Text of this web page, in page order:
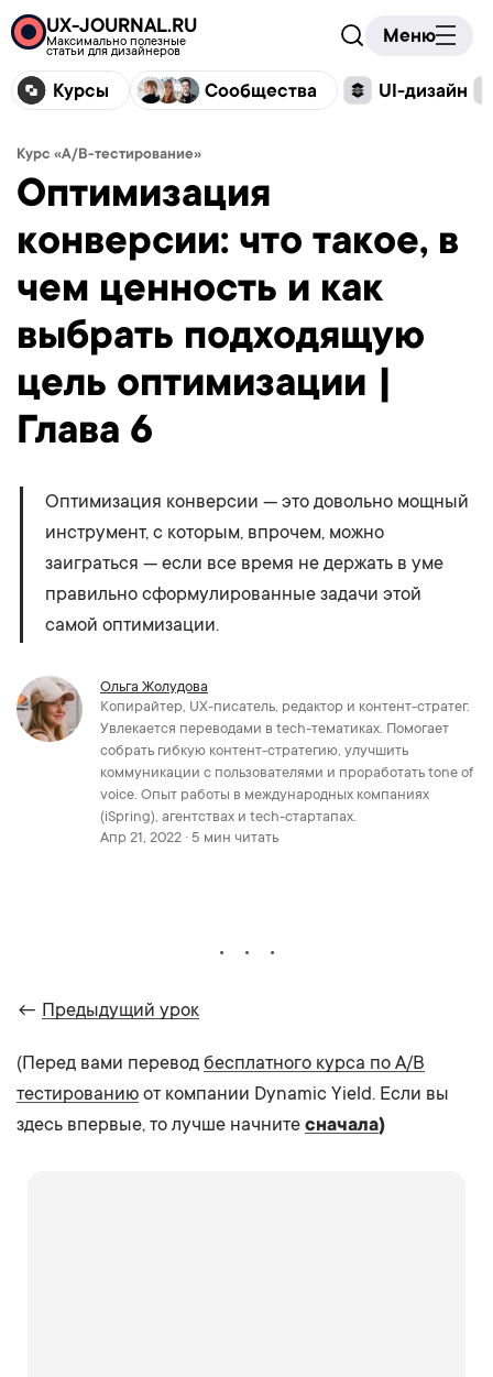
UX-JOURNAL.RU
Максимально полезные
статьи для дизайнеров
Меню
Курсы Сообщества UI-дизайн
Курс «A/B-тестирование»
Оптимизация
конверсии: что такое, в
чем ценность и как
выбрать подходящую
цель оптимизации |
Глава 6
Оптимизация конверсии — это довольно мощный
инструмент, с которым, впрочем, можно
заиграться — если все время не держать в уме
правильно сформулированные задачи этой
самой оптимизации.
Ольга Жолудова
Копирайтер, UX-писатель, редактор и контент-стратег.
Увлекается переводами в tech-тематиках. Помогает
собрать гибкую контент-стратегию, улучшить
коммуникации с пользователями и проработать tone of
voice. Опыт работы в международных компаниях
(iSpring), агентствах и tech-стартапах.
Апр 21, 2022 · 5 мин читать
← Предыдущий урок
(Перед вами перевод бесплатного курса по A/B
тестированию от компании Dynamic Yield. Если вы
здесь впервые, то лучше начните сначала)